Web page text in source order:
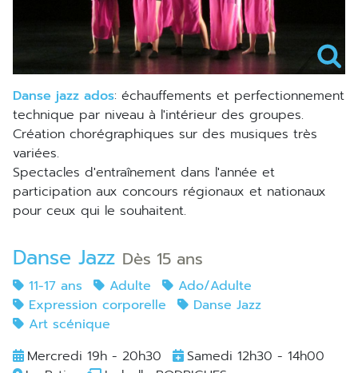
danse jazz ados: échauffements et perfectionnement
technique par niveau à l'intérieur des groupes.
Création chorégraphiques sur des musiques très
variées.
Spectacles d'entraînement dans l'année et
participation aux concours régionaux et nationaux
pour ceux qui le souhaitent.
Danse Jazz Dès 15 ans
11-17 ans Adulte
Ado/Adulte
Expression corporelle
Danse Jazz
Art scénique
Mercredi 19h - 20h30
Samedi 12h30 - 14h00